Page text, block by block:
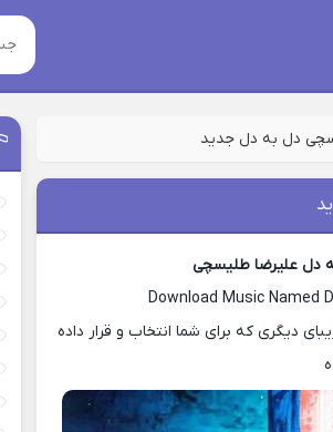
دل به دل جدید
دل علیرضا طلیسچی
Download Music Named
دیگری که برای شما انتخاب و قرار داده